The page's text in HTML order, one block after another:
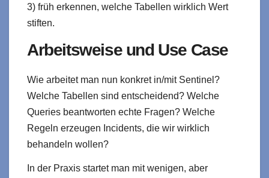
3) früh erkennen, welche Tabellen wirklich Wert
stiften.
Arbeitsweise und Use Case
Wie arbeitet man nun konkret in/mit Sentinel?
Welche Tabellen sind entscheidend? Welche
Queries beantworten echte Fragen? Welche
Regeln erzeugen Incidents, die wir wirklich
behandeln wollen?
In der Praxis startet man mit wenigen, aber